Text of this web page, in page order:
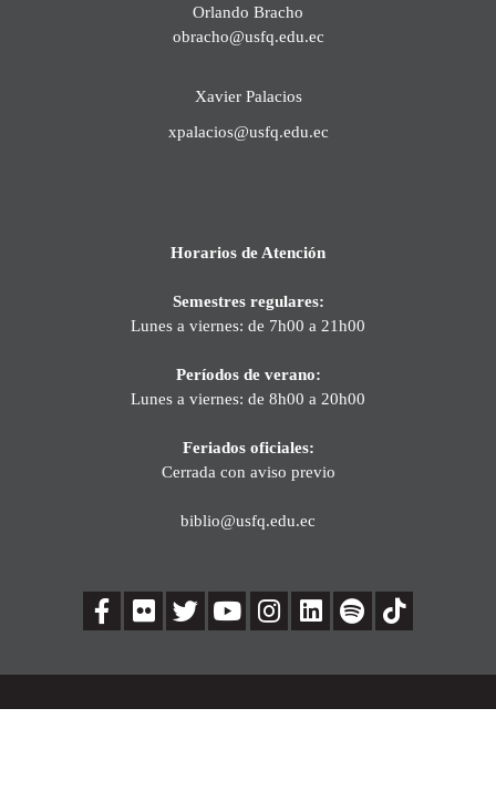
Orlando Bracho
obracho@usfq.edu.ec
Xavier Palacios
xpalacios@usfq.edu.ec
Horarios de Atención
Semestres regulares:
Lunes a viernes: de 7h00 a 21h00
Períodos de verano:
Lunes a viernes: de 8h00 a 20h00
Feriados oficiales:
Cerrada con aviso previo
biblio@usfq.edu.ec